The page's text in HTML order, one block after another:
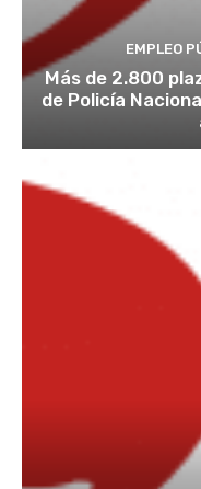
EMPLEO
Más de 2.800
de Policía